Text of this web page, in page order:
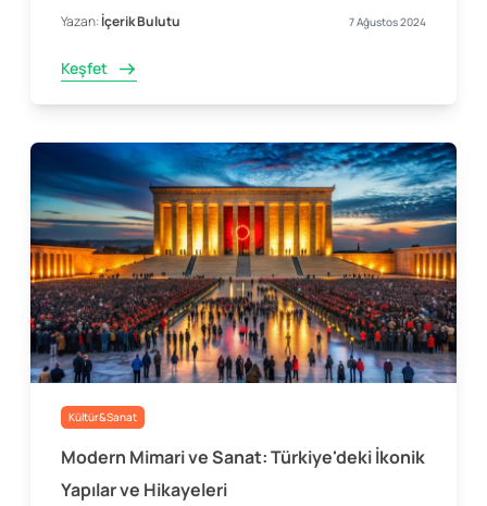
Yazan:İçerik Bulutu 7 Ağustos 2024
Keşfet
Kültür&Sanat
Modern Mimari ve Sanat: Türkiye'deki İkonik
Yapılar ve Hikayeleri